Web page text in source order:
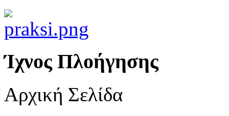
Ίχνος Πλοήγησης
Αρχική Σελίδα